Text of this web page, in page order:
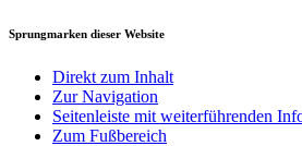
Sprungmarken dieser Website
Direkt zum Inhalt
Zur Navigation
Seitenleiste mit weiterführenden
Zum Fußbereich